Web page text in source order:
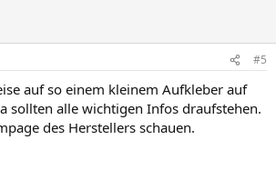
#5
auf so einem kleinem Aufkleber auf
sollten alle wichtigen Infos draufstehen.
des Herstellers schauen.